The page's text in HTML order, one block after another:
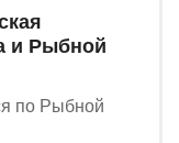
и Рыбной
по Рыбной